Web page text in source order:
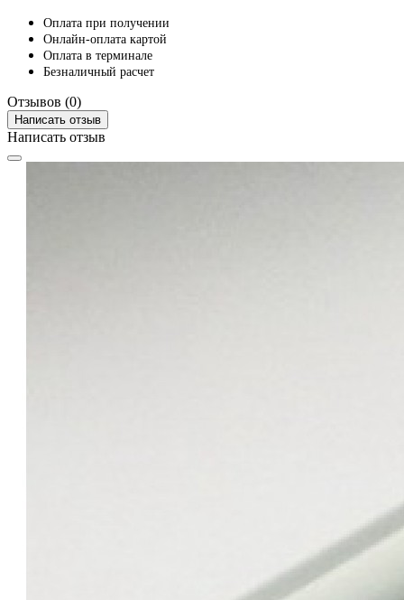
Оплата при получении
Онлайн-оплата картой
Оплата в терминале
Безналичный расчет
Отзывов (0)
Написать отзыв
Написать отзыв